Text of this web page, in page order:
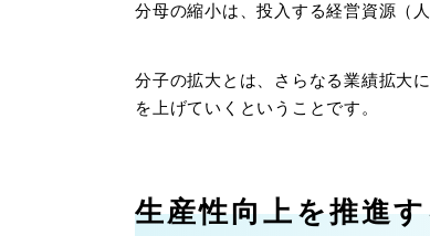
分母の縮小は、投入する経営資源（
分子の拡大とは、さらなる業績拡大
を上げていくということです。
生産性向上を推進